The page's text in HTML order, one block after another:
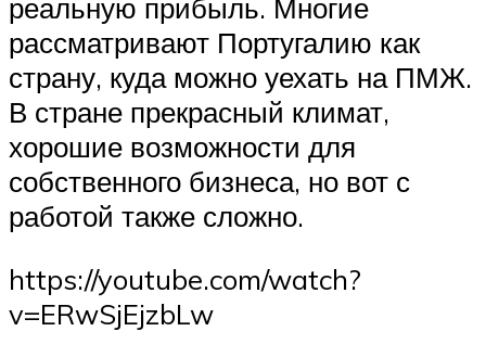
реальную прибыль. Многие
рассматривают Португалию как
страну, куда можно уехать на ПМЖ.
В стране прекрасный климат,
хорошие возможности для
собственного бизнеса, но вот с
работой также сложно.
https://youtube.com/watch?
v=ERwSjEjzbLw